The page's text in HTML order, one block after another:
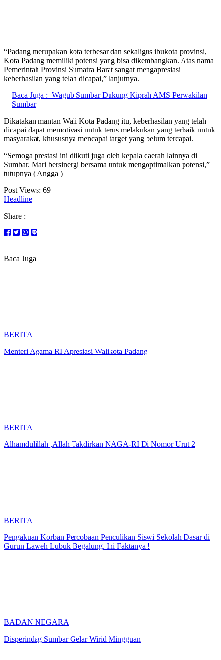
“Padang merupakan kota terbesar dan sekaligus ibukota provinsi,
Kota Padang memiliki potensi yang bisa dikembangkan. Atas nama
Pemerintah Provinsi Sumatra Barat sangat mengapresiasi
keberhasilan yang telah dicapai,” lanjutnya.
Baca Juga : Wagub Sumbar Dukung Kiprah AMS Perwakilan
Sumbar
Dikatakan mantan Wali Kota Padang itu, keberhasilan yang telah
dicapai dapat memotivasi untuk terus melakukan yang terbaik untuk
masyarakat, khususnya mencapai target yang belum tercapai.
“Semoga prestasi ini diikuti juga oleh kepala daerah lainnya di
Sumbar. Mari bersinergi bersama untuk mengoptimalkan potensi,”
tutupnya ( Angga )
Post Views: 69
Headline
Share :
Baca Juga
BERITA
Menteri Agama RI Apresiasi Walikota Padang
BERITA
Alhamdulillah ,Allah Takdirkan NAGA-RI Di Nomor Urut 2
BERITA
Pengakuan Korban Percobaan Penculikan Siswi Sekolah Dasar di
Gurun Laweh Lubuk Begalung. Ini Faktanya !
BADAN NEGARA
Disperindag Sumbar Gelar Wirid Mingguan